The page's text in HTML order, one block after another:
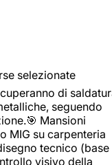
selezionate
di
seguendo
Mansioni
MIG su carpenteria
tecnico (base
visivo della